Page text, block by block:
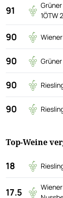
91
1ÖTW
90
90
90
90
Top-Weine
18
17.5